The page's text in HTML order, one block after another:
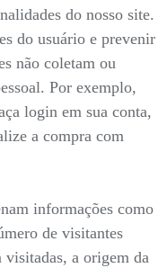
do nosso site.
do usuário e prevenir
não coletam ou
Por exemplo,
login em sua conta,
a compra com
informações como
de visitantes
a origem da